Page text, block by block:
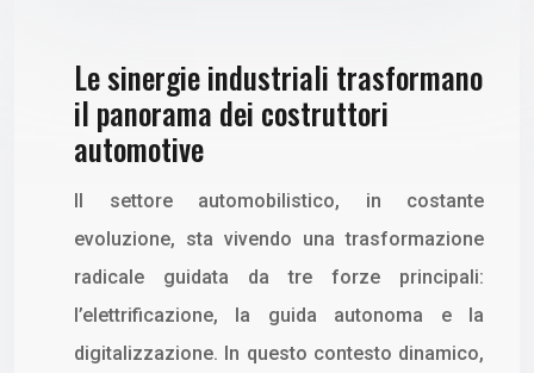
Le sinergie industriali trasformano
il panorama dei costruttori
automotive
Il settore automobilistico, in costante
evoluzione, sta vivendo una trasformazione
radicale guidata da tre forze principali:
l’elettrificazione, la guida autonoma e la
digitalizzazione. In questo contesto dinamico,